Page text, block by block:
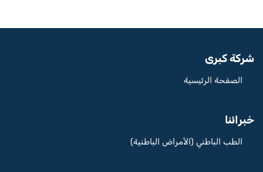
شركة كبرى
الصفحة الرئيسية
خبرائنا
الطب الباطني (الأمراض الباطنية)